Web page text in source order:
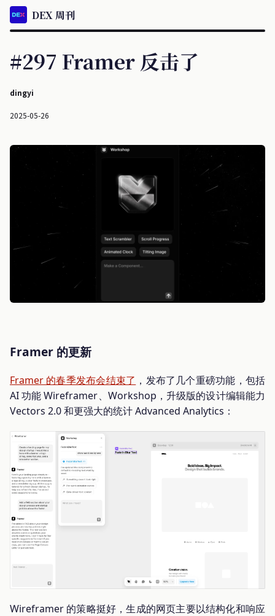
DEX 周刊
#297 Framer 反击了
dingyi
2025-05-26
Framer 的更新
Framer 的春季发布会结束了 ，发布了几个重磅功能，包括
AI 功能 Wireframer、Workshop，升级版的设计编辑能力
Vectors 2.0 和更强大的统计 Advanced Analytics：
Wireframer 的策略挺好，生成的网页主要以结构化和响应